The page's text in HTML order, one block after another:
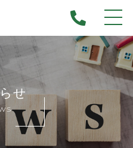
ム
いて
について
却
取
せ